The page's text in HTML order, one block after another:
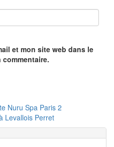
et mon site web dans le
Nuru Spa Paris 2
Levallois Perret